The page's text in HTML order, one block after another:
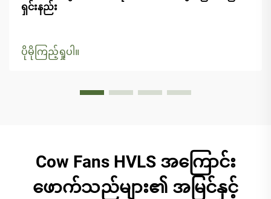
ရှင်းနည်း
ပိုမိုကြည့်ရှုပါ။
Cow Fans HVLS အကြောင်း
ဖောက်သည်များ၏ အမြင်နှင့်